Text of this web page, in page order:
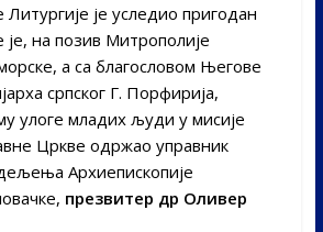
Литургије је уследио пригодан
је, на позив Митрополије
а са благословом Његове
српског Г. Порфирија,
улоге младих људи у мисије
Цркве одржао управник
Архиепископије
презвитер др Оливер